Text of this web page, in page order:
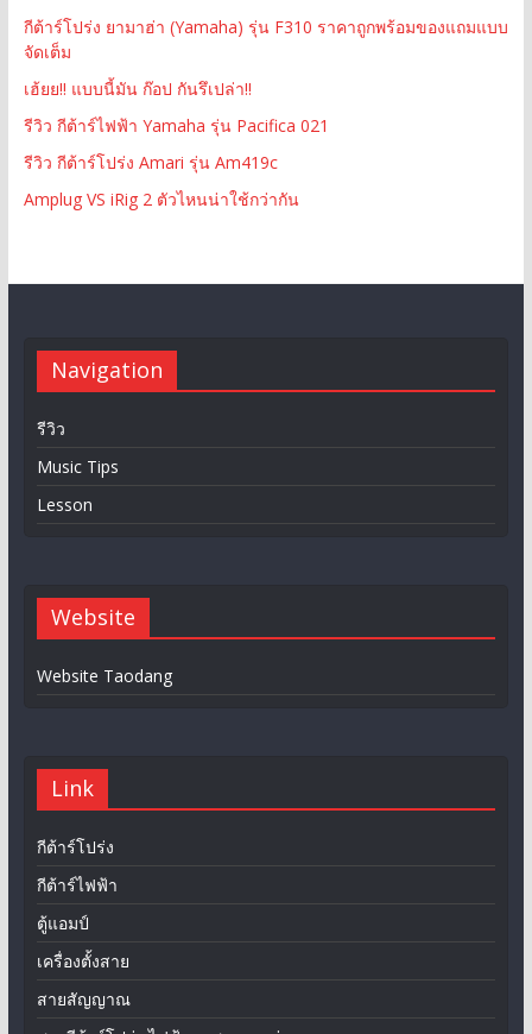
กีต้าร์โปร่ง ยามาฮ่า (Yamaha) รุ่น F310 ราคาถูกพร้อมของแถมแบบ
จัดเต็ม
เฮ้ยย!! แบบนี้มัน ก๊อป กันรึเปล่า!!
รีวิว กีต้าร์ไฟฟ้า Yamaha รุ่น Pacifica 021
รีวิว กีต้าร์โปร่ง Amari รุ่น Am419c
Amplug VS iRig 2 ตัวไหนน่าใช้กว่ากัน
Navigation
รีวิว
Music Tips
Lesson
Website
Website Taodang
Link
กีต้าร์โปร่ง
กีต้าร์ไฟฟ้า
ตู้แอมป์
เครื่องตั้งสาย
สายสัญญาณ